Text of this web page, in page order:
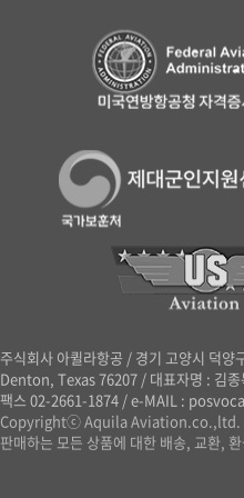
주식회사 아퀼라항공 / 경기 고양시 덕
Denton, Texas 76207 / 대표자명 : 김종
팩스 02-2661-1874 /e-MAIL :
Copyrightⓒ Aquila Aviation.co.,ltd.
판매하는 모든 상품에 대한 배송, 교환,